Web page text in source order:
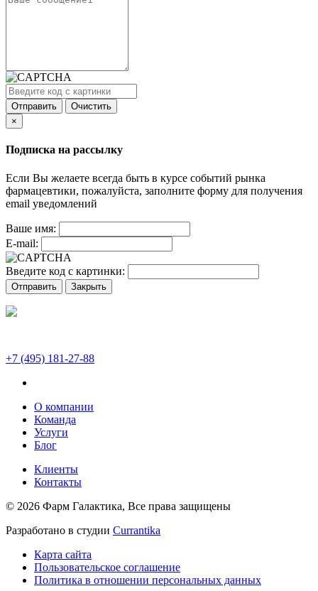
Отправить
Очистить
×
Подписка на рассылку
Если Вы желаете всегда быть в курсе событий рынка
фармацевтики, пожалуйста, заполните форму для получения
email уведомлений
Ваше имя:
E-mail:
Введите код с картинки:
Отправить Закрыть
+7 (495) 181-27-88
О компании
Команда
Услуги
Блог
Клиенты
Контакты
© 2026 Фарм Галактика, Все права защищены
Разработано в студии Currantika
Карта сайта
Пользовательское соглашение
Политика в отношении персональных данных